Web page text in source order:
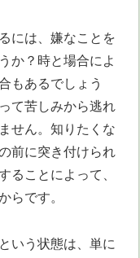
には、嫌なことを
か？時と場合によ
もあるでしょう
て苦しみから逃れ
せん。知りたくな
前に突き付けられ
ることによって、
らです。
いう状態は、単に